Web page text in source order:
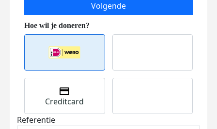
Volgende
Creditcard
Referentie